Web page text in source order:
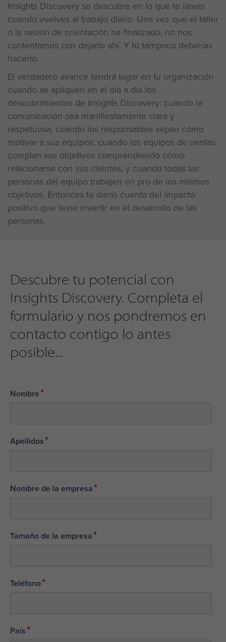
Insights Discovery se descubre en lo que te llevas
cuando vuelves al trabajo diario. Una vez que el taller
o la sesión de orientación ha finalizado, no nos
contentamos con dejarlo ahí. Y tú tampoco deberías
hacerlo.
El verdadero avance tendrá lugar en tu organización
cuando se apliquen en el día a día los
descubrimientos de Insights Discovery: cuando la
comunicación sea manifiestamente clara y
respetuosa, cuando los responsables sepan cómo
motivar a sus equipos, cuando los equipos de ventas
cumplan sus objetivos comprendiendo cómo
relacionarse con sus clientes, y cuando todas las
personas del equipo trabajen en pro de los mismos
objetivos. Entonces te darás cuenta del impacto
positivo que tiene invertir en el desarrollo de las
personas.
Descubre tu potencial con
Insights Discovery. Completa el
formulario y nos pondremos en
contacto contigo lo antes
posible...
Nombre*
Apellidos*
Nombre de la empresa*
Tamaño de la empresa*
Teléfono*
País*